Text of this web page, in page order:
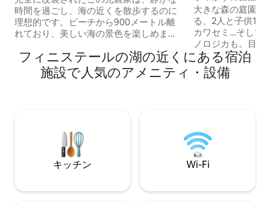
時間を過ごし、海の近くを散歩するのに
理想的です。ビーチから900メートル離
れており、美しい海の景色を楽しめま
の間にある、プロゼヴェの町に位置する
この家は、フィニステールを探索するた
めの素晴らしい拠点です。 寝室4室、ト
す。コーヒーとお茶をご用意していま
ー
大きな森の庭園に
る、2人と子供1
カワセミ…そして
ノロジカも。目
ために水に入るか
さい！ シャレー
ファ、テーブル
自然に戻ることを
フィニステールの湖の近くにある宿泊
施設で人気のアメニティ・設備
キッチン Wi-Fi